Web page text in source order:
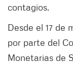
contagios.
Desde el 17 de
por parte del
Monetarias de